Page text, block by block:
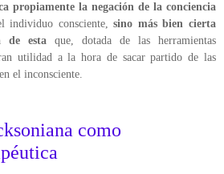
propiamente la negación de la conciencia
individuo consciente, sino más bien cierta
de esta que, dotada de las herramientas
utilidad a la hora de sacar partido de las
el inconsciente.
como